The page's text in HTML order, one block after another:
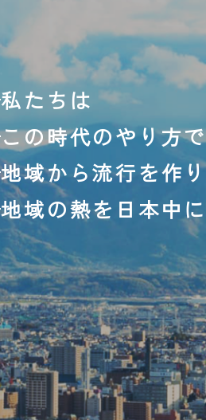
私たちは
この時代のやり方
地域から流行を作
地域の熱を日本中